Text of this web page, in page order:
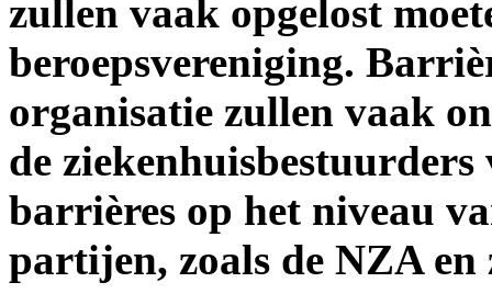
zullen vaak opgelost
beroepsvereniging.
organisatie zullen vaak
de
barrières op het niveau
partijen, zoals de NZA